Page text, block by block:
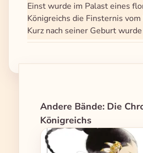
Einst wurde im Palast eines
Königreichs die Finsternis
Kurz nach seiner Geburt
Produktgalerie
Andere Bände: Die
Königreichs